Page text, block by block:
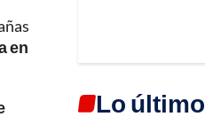
en
Lo último